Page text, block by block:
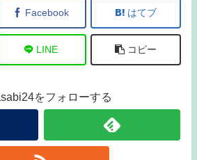
Facebook はてブ
LINE コピー
をフォローする